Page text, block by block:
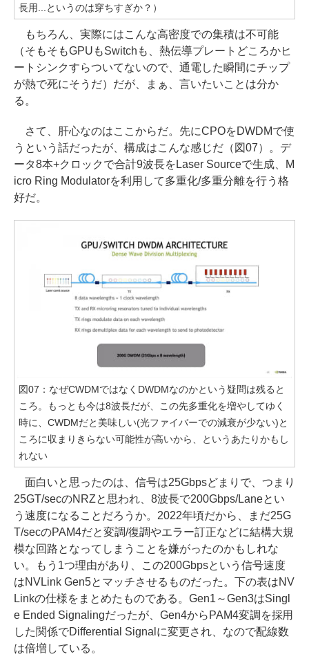
長用...というのは穿ちすぎか？）
もちろん、実際にはこんな高密度での集積は不可能
（そもそもGPUもSwitchも、熱伝導プレートどころかヒ
ートシンクすらついてないので、通電した瞬間にチップ
が熱で死にそうだ）だが、まぁ、言いたいことは分か
る。
さて、肝心なのはここからだ。先にCPOをDWDMで使
うという話だったが、構成はこんな感じだ（図07）。デ
ータ8本+クロックで合計9波長をLaser Sourceで生成、M
icro Ring Modulatorを利用して多重化/多重分離を行う格
好だ。
図07：なぜCWDMではなくDWDMなのかという疑問は残ると
ころ。もっとも今は8波長だが、この先多重化を増やしてゆく
時に、CWDMだと美味しい(光ファイバーでの減衰が少ない)と
ころに収まりきらない可能性が高いから、というあたりかもし
れない
面白いと思ったのは、信号は25Gbpsどまりで、つまり
25GT/secのNRZと思われ、8波長で200Gbps/Laneとい
う速度になることだろうか。2022年頃だから、まだ25G
T/secのPAM4だと変調/復調やエラー訂正などに結構大規
模な回路となってしまうことを嫌がったのかもしれな
い。もう1つ理由があり、この200Gbpsという信号速度
はNVLink Gen5とマッチさせるものだった。下の表はNV
Linkの仕様をまとめたものである。Gen1～Gen3はSingl
e Ended Signalingだったが、Gen4からPAM4変調を採用
した関係でDifferential Signalに変更され、なので配線数
は倍増している。